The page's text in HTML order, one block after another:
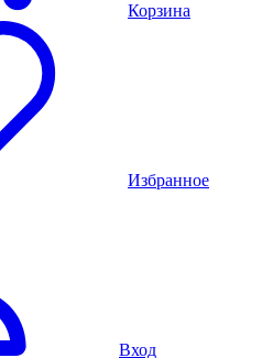
Корзина
Избранное
Вход